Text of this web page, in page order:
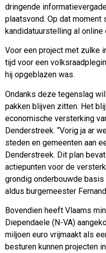
dringende
plaatsvond. Op dat
kandidatuurstelling al
Voor een project met zulke
tijd voor een
hij opgeblazen was.
Ondanks deze tegenslag
pakken blijven zitten. Het
economische versterking
Denderstreek. “Vorig ja ar
steden en gemeenten aan
Denderstreek. Dit plan
actiepunten voor de
grondig onderbouwde
aldus burgemeester
Bovendien heeft Vlaams
Diependaele (N-VA)
miljoen euro vrijmaakt als
besturen kunnen projecten